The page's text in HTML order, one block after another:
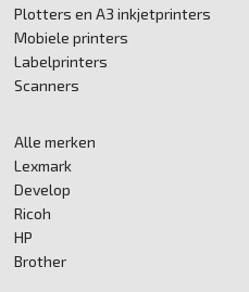
Plotters en A3 inkjetprinters
Mobiele printers
Labelprinters
Scanners
Alle merken
Lexmark
Develop
Ricoh
HP
Brother